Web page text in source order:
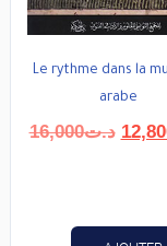
Le rythme dans la
arabe
د.ت16,000
Le